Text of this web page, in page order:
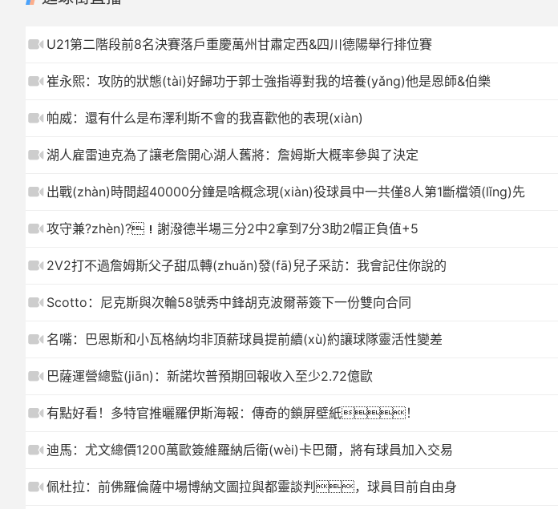
U21第二階段前8名決賽落戶重慶萬州甘肅定西&四川德陽舉行排位賽
崔永熙：攻防的狀態(tài)好歸功于郭士強指導對我的培養(yǎng)他是恩師&伯樂
帕威：還有什么是布澤利斯不會的我喜歡他的表現(xiàn)
湖人雇雷迪克為了讓老詹開心湖人舊將：詹姆斯大概率參與了決定
出戰(zhàn)時間超40000分鐘是啥概念現(xiàn)役球員中一共僅8人第1斷檔領(lǐng)先
攻守兼?zhèn)?！謝潑德半場三分2中2拿到7分3助2帽正負值+5
2V2打不過詹姆斯父子甜瓜轉(zhuǎn)發(fā)兒子采訪：我會記住你說的
Scotto：尼克斯與次輪58號秀中鋒胡克波爾蒂簽下一份雙向合同
名嘴：巴恩斯和小瓦格納均非頂薪球員提前續(xù)約讓球隊靈活性變差
巴薩運營總監(jiān)：新諾坎普預期回報收入至少2.72億歐
有點好看！多特官推曬羅伊斯海報：傳奇的鎖屏壁紙！
迪馬：尤文總價1200萬歐簽維羅納后衛(wèi)卡巴爾，將有球員加入交易
佩杜拉：前佛羅倫薩中場博納文圖拉與都靈談判，球員目前自由身